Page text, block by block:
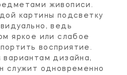
живописи.
картины подсветку
ведь
яркое или слабое
восприятие.
вариантам дизайна,
служит одновременно